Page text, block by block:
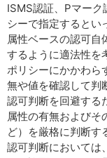
ISMS認証、Pマーク
シーで指定するとい
属性ベースの認可自
するように適法性を
ポリシーにかかわら
無や値を確認して判
認可判断を回避する
属性の有無およびそ
ど）を厳格に判断す
認可判断においては